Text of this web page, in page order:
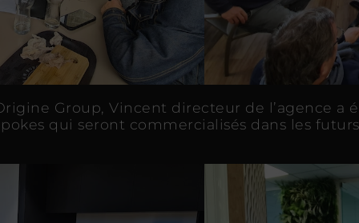
Group, Vincent directeur de l’agence a
qui seront commercialisés dans les